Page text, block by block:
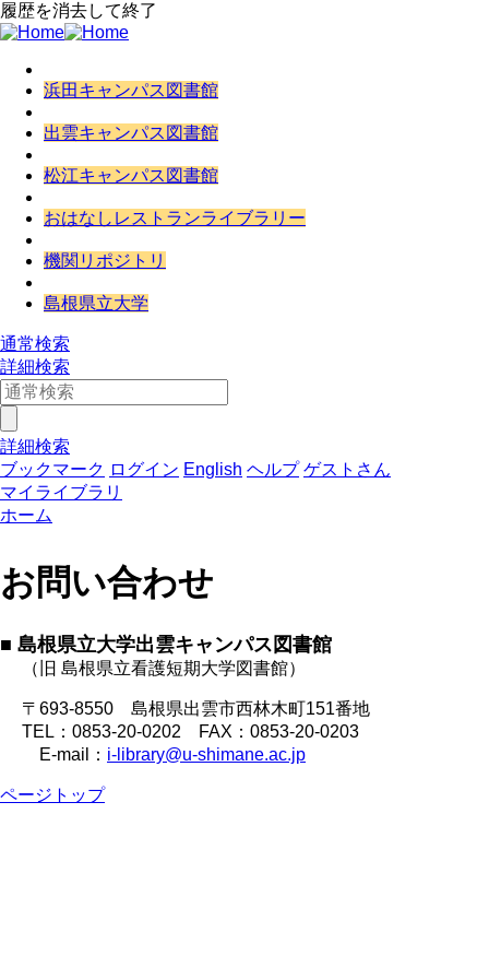
履歴を消去して終了
浜田キャンパス図書館
出雲キャンパス図書館
松江キャンパス図書館
おはなしレストランライブラリー
機関リポジトリ
島根県立大学
通常検索
詳細検索
詳細検索
ブックマーク ログイン English ヘルプ ゲストさん
マイライブラリ
ホーム
お問い合わせ
■ 島根県立大学出雲キャンパス図書館
（旧 島根県立看護短期大学図書館）
〒693-8550 島根県出雲市西林木町151番地
TEL：0853-20-0202 FAX：0853-20-0203
E-mail： i-library@u-shimane.ac.jp
ページトップ